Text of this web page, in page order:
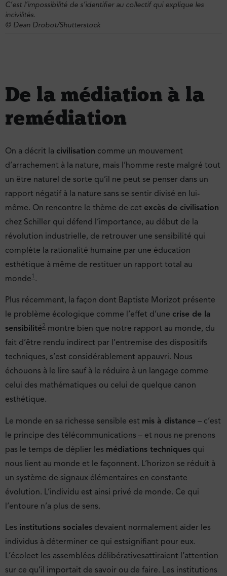
C’est l’impossibilité de s’identifier au collectif qui explique les
incivilités.
© Dean Drobot/Shutterstock
De la médiation à la
remédiation
On a décrit la civilisation comme un mouvement
d’arrachement à la nature, mais l’homme reste malgré tout
un être naturel de sorte qu’il ne peut se penser dans un
rapport négatif à la nature sans se sentir divisé en lui-
même. On rencontre le thème de cet excès de civilisation
chez Schiller qui défend l’importance, au début de la
révolution industrielle, de retrouver une sensibilité qui
complète la rationalité humaine par une éducation
esthétique à même de restituer un rapport total au
monde 1 .
Plus récemment, la façon dont Baptiste Morizot présente
le problème écologique comme l’effet d’une crise de la
sensibilité2 montre bien que notre rapport au monde, du
fait d’être rendu indirect par l’entremise des dispositifs
techniques, s’est considérablement appauvri. Nous
échouons à le lire sauf à le réduire à un langage comme
celui des mathématiques ou celui de quelque canon
esthétique.
Le monde en sa richesse sensible est mis à distance – c’est
le principe des télécommunications – et nous ne prenons
pas le temps de déplier les médiations techniques qui
nous lient au monde et le façonnent. L’horizon se réduit à
un système de signaux élémentaires en constante
évolution. L’individu est ainsi privé de monde. Ce qui
l’entoure n’a plus de sens.
Les institutions sociales devaient normalement aider les
individus à déterminer ce qui estsignifiant pour eux.
L’écoleet les assemblées délibérativesattiraient l’attention
sur ce qu’il importait de savoir ou de faire. Les institutions